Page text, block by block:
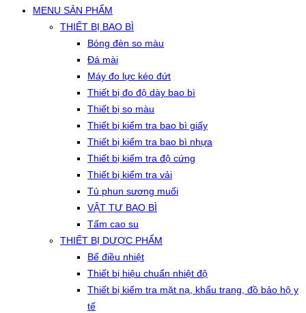
MENU SẢN PHẨM
THIẾT BỊ BAO BÌ
Bóng đèn so màu
Đá mài
Máy đo lực kéo đứt
Thiết bị đo độ dày bao bì
Thiết bị so màu
Thiết bị kiểm tra bao bì giấy
Thiết bị kiểm tra bao bì nhựa
Thiết bị kiểm tra độ cứng
Thiết bị kiểm tra vải
Tủ phun sương muối
VẬT TƯ BAO BÌ
Tấm cao su
THIẾT BỊ DƯỢC PHẨM
Bể điều nhiệt
Thiết bị hiệu chuẩn nhiệt độ
Thiết bị kiểm tra mặt nạ, khẩu trang, đồ bảo hộ y
tế